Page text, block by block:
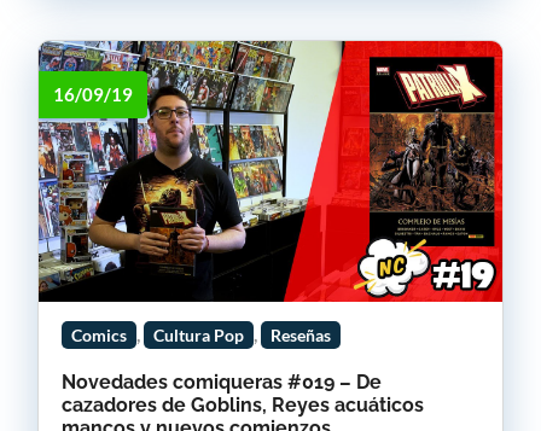
Novedades comiqueras #019 – De
cazadores de Goblins, Reyes acuáticos
16/09/19
Comics , Cultura Pop , Reseñas